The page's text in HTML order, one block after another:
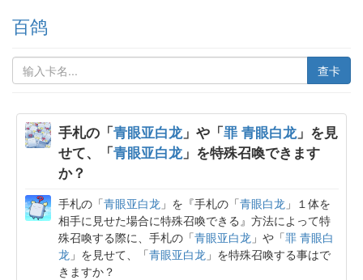
百鸽
查卡
手札の「青眼亚白龙」や「罪 青眼白龙」を見
せて、「青眼亚白龙」を特殊召喚できます
か？
手札の「青眼亚白龙 」を『手札の「青眼白龙 」１体を
相手に見せた場合に特殊召喚できる』方法によって特
殊召喚する際に、手札の「青眼亚白龙 」や「罪 青眼白
龙 」を見せて、「青眼亚白龙 」を特殊召喚する事はで
きますか？